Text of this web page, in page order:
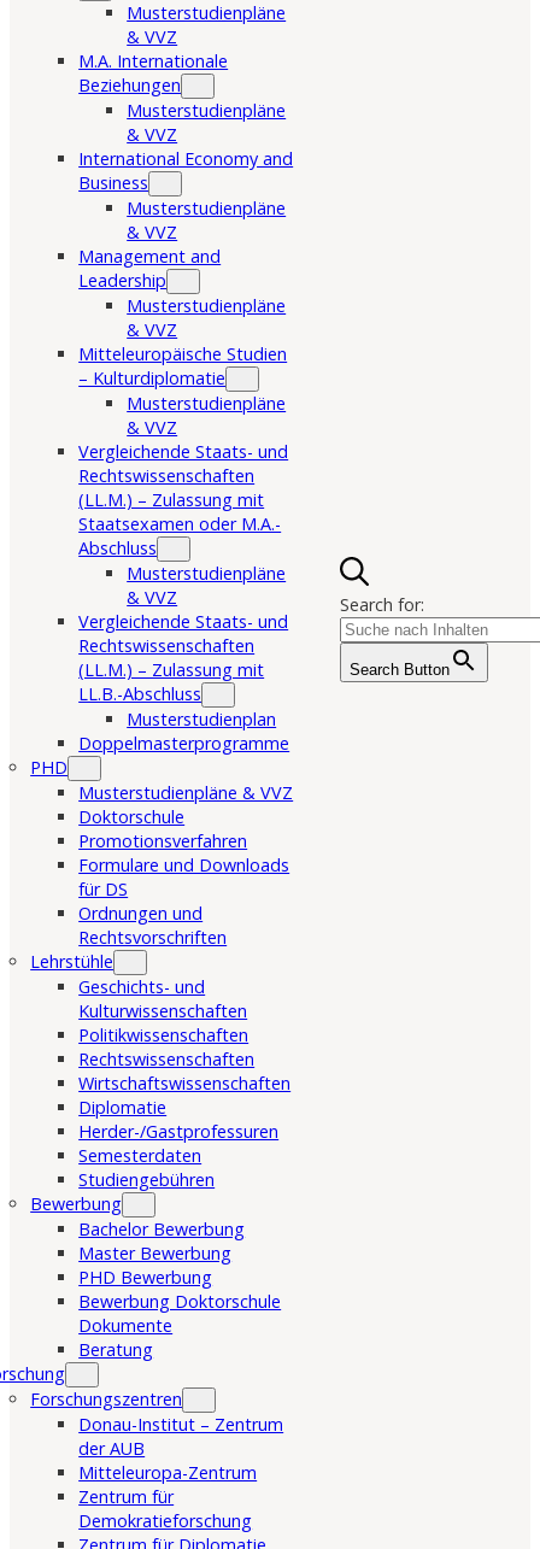
Musterstudienpläne
& VVZ
M.A. Internationale
Beziehungen
Musterstudienpläne
& VVZ
International Economy and
Business
Musterstudienpläne
& VVZ
Management and
Leadership
Musterstudienpläne
& VVZ
Mitteleuropäische Studien
– Kulturdiplomatie
Musterstudienpläne
& VVZ
Vergleichende Staats- und
Rechtswissenschaften
(LL.M.) – Zulassung mit
Staatsexamen oder M.A.-
Abschluss
Musterstudienpläne
& VVZ
Vergleichende Staats- und
Rechtswissenschaften
(LL.M.) – Zulassung mit
LL.B.-Abschluss
Musterstudienplan
Doppelmasterprogramme
PHD
Musterstudienpläne & VVZ
Doktorschule
Promotionsverfahren
Formulare und Downloads
für DS
Ordnungen und
Rechtsvorschriften
Lehrstühle
Geschichts- und
Kulturwissenschaften
Politikwissenschaften
Rechtswissenschaften
Wirtschaftswissenschaften
Diplomatie
Herder-/Gastprofessuren
Semesterdaten
Studiengebühren
Bewerbung
Bachelor Bewerbung
Master Bewerbung
PHD Bewerbung
Bewerbung Doktorschule
Dokumente
Beratung
Forschungszentren
Donau-Institut – Zentrum
der AUB
Mitteleuropa-Zentrum
Zentrum für
Demokratieforschung
Search for:
Search Button